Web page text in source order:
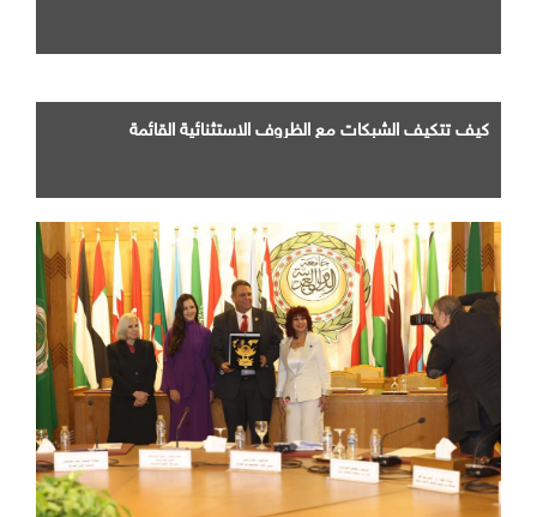
كيف تتكيف الشبكات مع الظروف الاستثنائية القائمة